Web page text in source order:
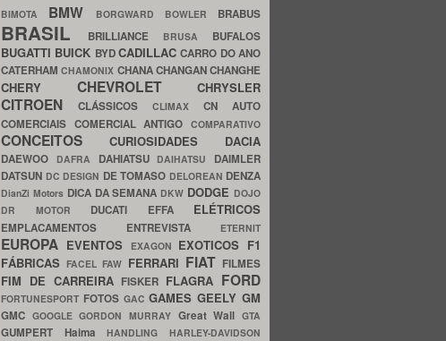
BIMOTA BMW BORGWARD BOWLER BRABUS
BRASIL BRILLIANCE BRUSA BUFALOS
BUGATTI BUICK BYDCADILLACCARRO DO ANO
CATERHAMCHAMONIX CHANACHANGANCHANGHE
CHERY CHEVROLET CHRYSLER
CITROEN CLÁSSICOS CLIMAX CN AUTO
COMERCIAIS COMERCIAL ANTIGOCOMPARATIVO
CONCEITOS CURIOSIDADES DACIA
DAEWOO DAFRA DAHIATSU DAIHATSU DAIMLER
DATSUN DC DESIGN DE TOMASO DELOREAN DENZA
DianZi Motors DICA DA SEMANA DKW DODGE DOJO
DR MOTOR DUCATI EFFA ELÉTRICOS
EMPLACAMENTOS ENTREVISTA ETERNIT
EUROPA EVENTOS EXAGON EXOTICOS F1
FÁBRICASFACELFAW FERRARI FIAT FILMES
FIM DE CARREIRA FISKER FLAGRA FORD
FORTUNESPORT FOTOS GACGAMESGEELYGM
GMC GOOGLEGORDON MURRAY Great WallGTA
GUMPERT HaimaHANDLINGHARLEY-DAVIDSON